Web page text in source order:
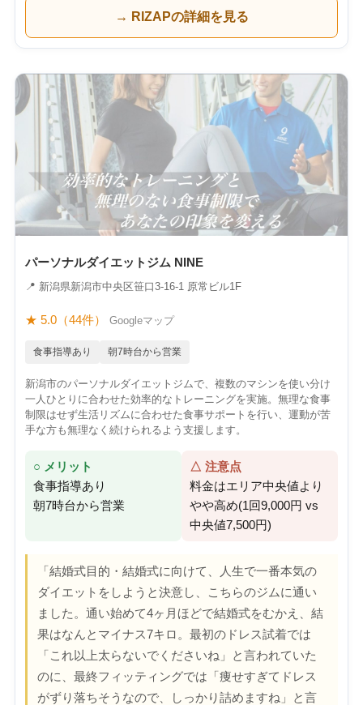
→ RIZAPの詳細を見る
パーソナルダイエットジム NINE
📍 新潟県新潟市中央区笹口3-16-1 原常ビル1F
★ 5.0（44件） Googleマップ
食事指導あり 朝7時台から営業
新潟市のパーソナルダイエットジムで、複数のマシンを使い分け
一人ひとりに合わせた効率的なトレーニングを実施。無理な食事
制限はせず生活リズムに合わせた食事サポートを行い、運動が苦
手な方も無理なく続けられるよう支援します。
○ メリット
食事指導あり
朝7時台から営業
△ 注意点
料金はエリア中央値より
やや高め(1回9,000円 vs
中央値7,500円)
「結婚式目的・結婚式に向けて、人生で一番本気の
ダイエットをしようと決意し、こちらのジムに通い
ました。通い始めて4ヶ月ほどで結婚式をむかえ、結
果はなんとマイナス7キロ。最初のドレス試着では
「これ以上太らないでくださいね」と言われていた
のに、最終フィッティングでは「痩せすぎてドレス
がずり落ちそうなので、しっかり詰めますね」と言